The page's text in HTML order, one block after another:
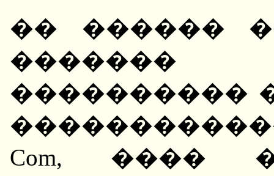
�� ������
����������
Com, ����